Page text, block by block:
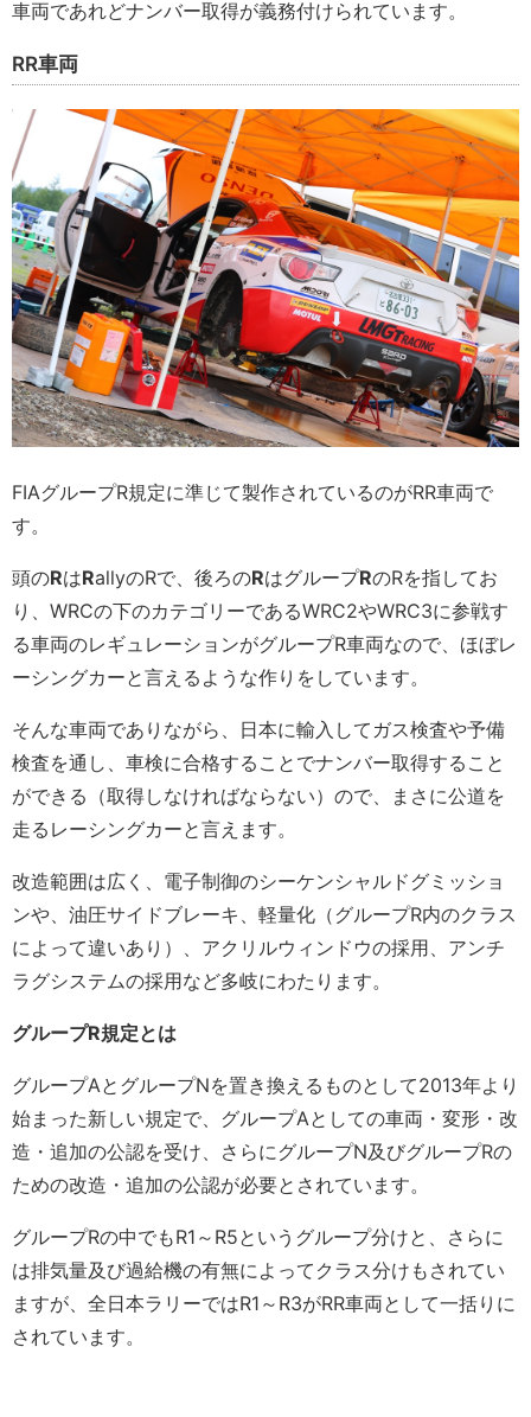
車両であれどナンバー取得が義務付けられています。
RR車両
FIAグループR規定に準じて製作されているのがRR車両で
す。
頭のRはRallyのRで、後ろのRはグループRのRを指してお
り、WRCの下のカテゴリーであるWRC2やWRC3に参戦す
る車両のレギュレーションがグループR車両なので、ほぼレ
ーシングカーと言えるような作りをしています。
そんな車両でありながら、日本に輸入してガス検査や予備
検査を通し、車検に合格することでナンバー取得すること
ができる（取得しなければならない）ので、まさに公道を
走るレーシングカーと言えます。
改造範囲は広く、電子制御のシーケンシャルドグミッショ
ンや、油圧サイドブレーキ、軽量化（グループR内のクラス
によって違いあり）、アクリルウィンドウの採用、アンチ
ラグシステムの採用など多岐にわたります。
グループR規定とは
グループAとグループNを置き換えるものとして2013年より
始まった新しい規定で、グループAとしての車両・変形・改
造・追加の公認を受け、さらにグループN及びグループRの
ための改造・追加の公認が必要とされています。
グループRの中でもR1～R5というグループ分けと、さらに
は排気量及び過給機の有無によってクラス分けもされてい
ますが、全日本ラリーではR1～R3がRR車両として一括りに
されています。